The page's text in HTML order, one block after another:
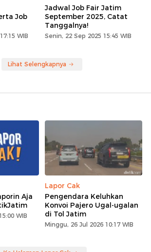
Job
WIB
Jadwal Job Fair Jatim
September 2025, Catat
Tanggalnya!
Senin, 22 Sep 2025 15:45 WIB
Lihat Selengkapnya
Aja
WIB
Lapor Cak
Pengendara Keluhkan
Konvoi Pajero Ugal-ugalan
di Tol Jatim
Minggu, 26 Jul 2026 10:17 WIB